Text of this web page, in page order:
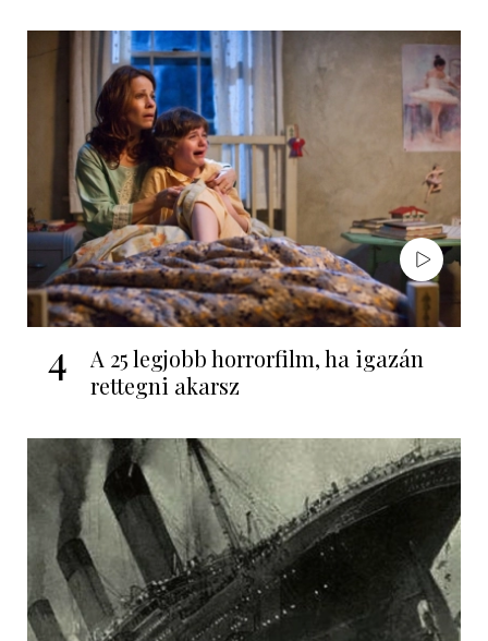
4
A 25 legjobb horrorfilm, ha igazán
rettegni akarsz